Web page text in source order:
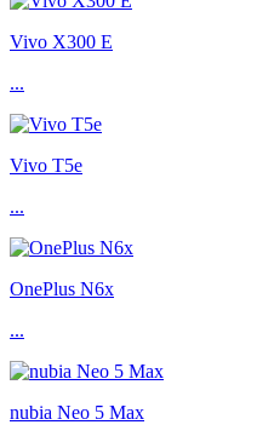
Vivo X300 E
...
Vivo T5e
...
OnePlus N6x
...
nubia Neo 5 Max